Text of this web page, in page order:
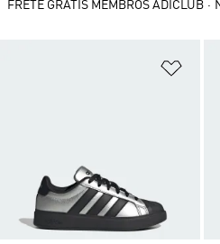
FRETE GRÁTIS MEMBROS ADICLUB